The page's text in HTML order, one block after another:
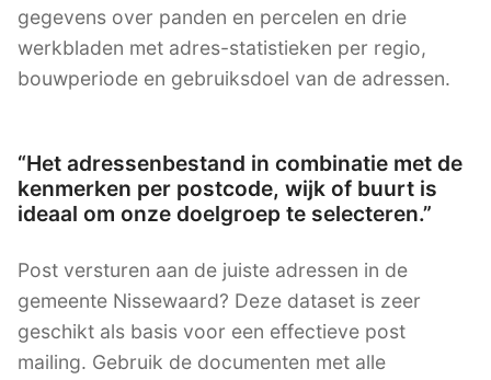
gegevens over panden en percelen en drie
werkbladen met adres-statistieken per regio,
bouwperiode en gebruiksdoel van de adressen.
“Het adressenbestand in combinatie met de
kenmerken per postcode, wijk of buurt is
ideaal om onze doelgroep te selecteren.”
Post versturen aan de juiste adressen in de
gemeente Nissewaard? Deze dataset is zeer
geschikt als basis voor een effectieve post
mailing. Gebruik de documenten met alle